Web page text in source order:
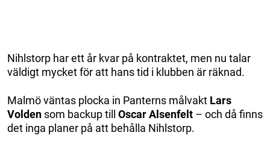
Nihlstorp har ett år kvar på kontraktet, men nu talar
väldigt mycket för att hans tid i klubben är räknad.
Malmö väntas plocka in Panterns målvakt Lars
Volden som backup till Oscar Alsenfelt – och då finns
det inga planer på att behålla Nihlstorp.